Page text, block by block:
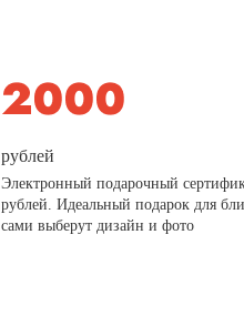
рублей
Электронный подарочный
рублей. Идеальный подарок для
сами выберут дизайн и фото